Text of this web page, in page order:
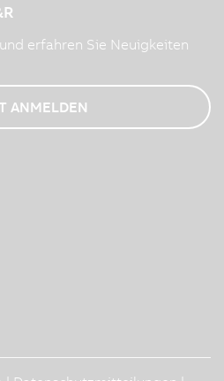
erfahren Sie Neuigkeiten
ANMELDEN